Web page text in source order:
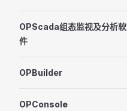
OPScada组态监视及分析软
件
OPBuilder
OPConsole